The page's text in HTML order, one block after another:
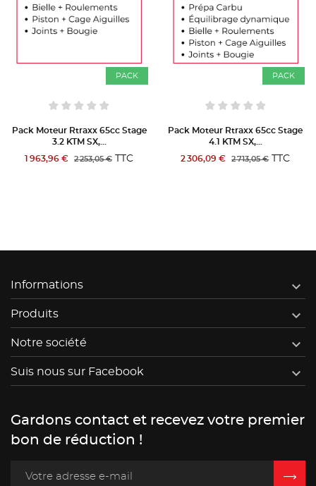
PACK
Pack Moteur Rtraxx 65cc Stage
3.2 KTM SX,...
1 963,96 €
2 253,05 € TTC
PACK
Pack Moteur Rtraxx 65cc Stage
4.1 KTM SX,...
2 306,09 €
2 713,05 €TTC
Informations 
Produits 
Notre société 
Suis nous sur Facebook 
Gardons contact et recevez votre premier
bon de réduction !